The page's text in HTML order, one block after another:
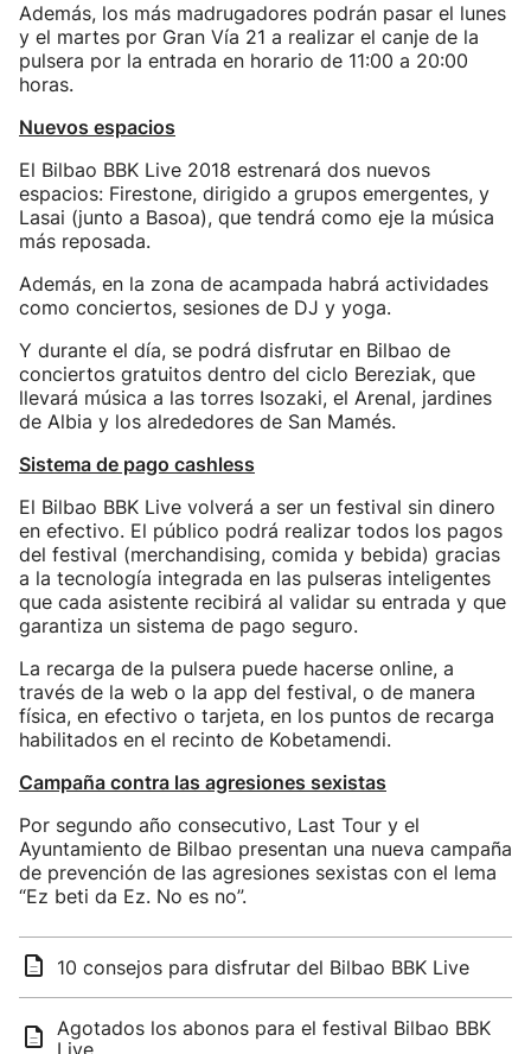
Además, los más madrugadores podrán pasar el lunes
y el martes por Gran Vía 21 a realizar el canje de la
pulsera por la entrada en horario de 11:00 a 20:00
horas.
Nuevos espacios
El Bilbao BBK Live 2018 estrenará dos nuevos
espacios: Firestone, dirigido a grupos emergentes, y
Lasai (junto a Basoa), que tendrá como eje la música
más reposada.
Además, en la zona de acampada habrá actividades
como conciertos, sesiones de DJ y yoga.
Y durante el día, se podrá disfrutar en Bilbao de
conciertos gratuitos dentro del ciclo Bereziak, que
llevará música a las torres Isozaki, el Arenal, jardines
de Albia y los alrededores de San Mamés.
Sistema de pago cashless
El Bilbao BBK Live volverá a ser un festival sin dinero
en efectivo. El público podrá realizar todos los pagos
del festival (merchandising, comida y bebida) gracias
a la tecnología integrada en las pulseras inteligentes
que cada asistente recibirá al validar su entrada y que
garantiza un sistema de pago seguro.
La recarga de la pulsera puede hacerse online, a
través de la web o la app del festival, o de manera
física, en efectivo o tarjeta, en los puntos de recarga
habilitados en el recinto de Kobetamendi.
Campaña contra las agresiones sexistas
Por segundo año consecutivo, Last Tour y el
Ayuntamiento de Bilbao presentan una nueva campaña
de prevención de las agresiones sexistas con el lema
“Ez beti da Ez. No es no”.
10 consejos para disfrutar del Bilbao BBK Live
Agotados los abonos para el festival Bilbao BBK
Live